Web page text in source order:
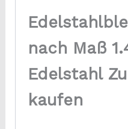
nach Maß
Edelstahl
kaufen